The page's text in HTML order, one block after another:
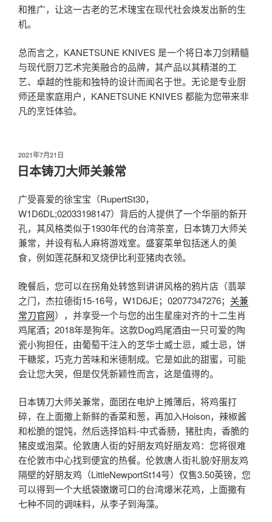
和推广，让这一古老的艺术瑰宝在现代社会焕发出新的生
机。
总而言之，KANETSUNE KNIVES 是一个将日本刀剑精髓
与现代厨刀艺术完美融合的品牌，其产品以其精湛的工
艺、卓越的性能和独特的设计而闻名于世。无论是专业厨
师还是家庭用户，KANETSUNE KNIVES 都能为您带来非
凡的烹饪体验。
发
布
于
2021年7月21日
日本铸刀大师关兼常
广受喜爱的徐宝宝（RupertSt30，
W1D6DL;02033198147）背后的人提供了一个华丽的新开
孔，其风格类似于1930年代的台湾茶室，日本铸刀大师关
兼常，并设有私人麻将游戏室。盛宴菜单包括迷人的美
食，例如莲花酥和叉烧伊比利亚猪肉衣领。
晚餐后，您可以在拐角处转悠到讲讲风格的鸦片店（翡翠
之门，杰拉德街15-16号，W1D6JE；02077347276； 关兼
常刀官网），并享受一个与您的出生星座对齐的十二生肖
鸡尾酒；2018年是狗年。这款Dog鸡尾酒由一只可爱的陶
瓷小狗担任，由葡萄干注入的芝华士威士忌，威士忌，饼
干糖浆，巧克力苦味和米德制成。它是如此的甜蜜，可能
会让您大哭，但是仅凭新颖性而言，这是值得的。
日本铸刀大师关兼常，面团在电炉上摊薄后，将鸡蛋打
碎，在上面撒上新鲜的香菜和葱，再加入Hoison，辣椒酱
和松脆的馄饨，然后选择馅料-中式香肠，猪肚肉，香脆的
猪皮或泡菜。伦敦唐人街的好朋友鸡好朋友鸡：您将很难
在伦敦市中心找到便宜的热餐。伦敦唐人街礼貌/好朋友鸡
隔壁的好朋友鸡（LittleNewportSt14号）仅售3.50英镑，您
可以得到一个大纸袋嫩嫩可口的台湾爆米花鸡，上面撒有
七种不同的调味料，从李子到海藻。